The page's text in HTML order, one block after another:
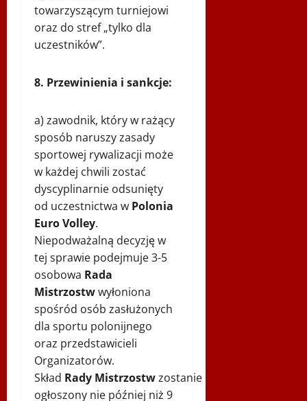
towarzyszącym turniejowi
oraz do stref „tylko dla
uczestników”.
8. Przewinienia i sankcje:
a) zawodnik, który w rażący
sposób naruszy zasady
sportowej rywalizacji może
w każdej chwili zostać
dyscyplinarnie odsunięty
od uczestnictwa w Polonia
Euro Volley.
Niepodważalną decyzję w
tej sprawie podejmuje 3-5
osobowa Rada
Mistrzostwwyłoniona
spośród osób zasłużonych
dla sportu polonijnego
oraz przedstawicieli
Organizatorów.
Skład Rady Mistrzostwzostanie
ogłoszony nie później niż 9